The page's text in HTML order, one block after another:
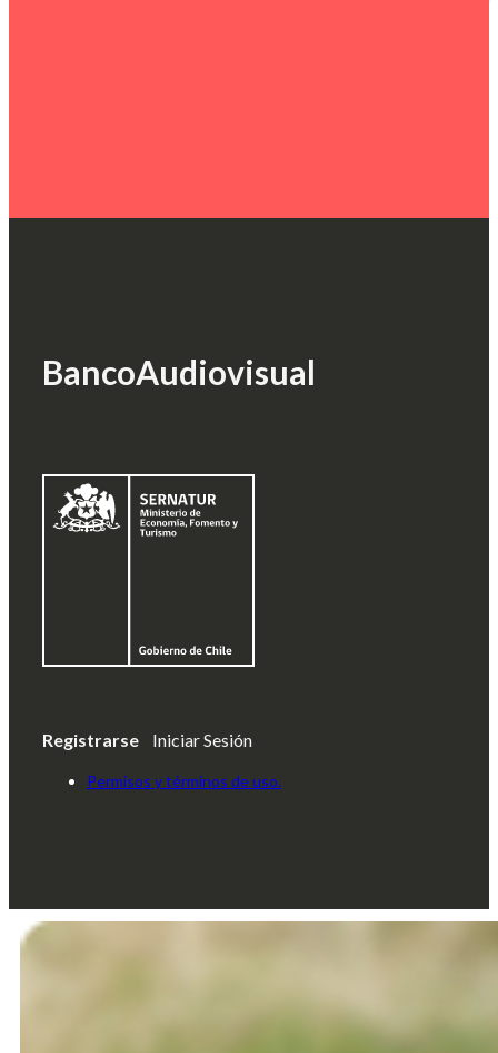
BancoAudiovisual
Registrarse Iniciar Sesión
Permisos y términos de uso.